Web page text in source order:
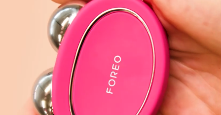
Profil użytkownika
Moje urządzenia
Moje zamówienia
Moje adresy
Moje subskrypcje
FAQ™ Pure Beauty-Tech Elixir
BREAKING NEWS
issa™ Teeth Whitening Set
Deutsch
Español
Italiano
Português
Svenska
Русский
Türkçe
简体中文 繁體中文